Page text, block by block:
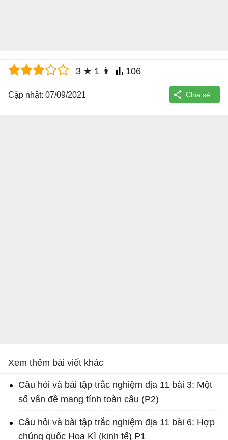
3 ★ 1 👨 106
Cập nhật: 07/09/2021
Xem thêm bài viết khác
Câu hỏi và bài tập trắc nghiệm địa 11 bài 3: Một
số vấn đề mang tính toàn cầu (P2)
Câu hỏi và bài tập trắc nghiệm địa 11 bài 6: Hợp
chúng quốc Hoa Kì (kinh tế) P1